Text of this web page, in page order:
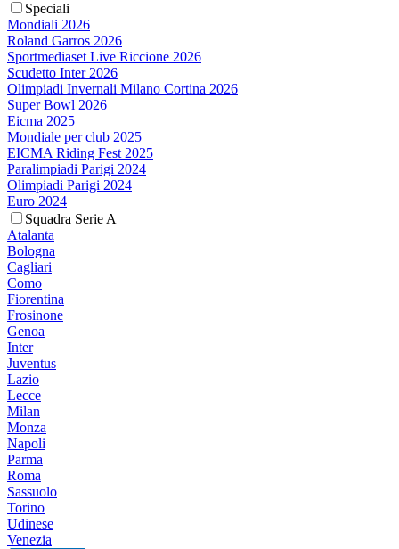
Speciali
Mondiali 2026
Roland Garros 2026
Sportmediaset Live Riccione 2026
Scudetto Inter 2026
Olimpiadi Invernali Milano Cortina 2026
Super Bowl 2026
Eicma 2025
Mondiale per club 2025
EICMA Riding Fest 2025
Paralimpiadi Parigi 2024
Olimpiadi Parigi 2024
Euro 2024
Squadra Serie A
Atalanta
Bologna
Cagliari
Como
Fiorentina
Frosinone
Genoa
Inter
Juventus
Lazio
Lecce
Milan
Monza
Napoli
Parma
Roma
Sassuolo
Torino
Udinese
Venezia